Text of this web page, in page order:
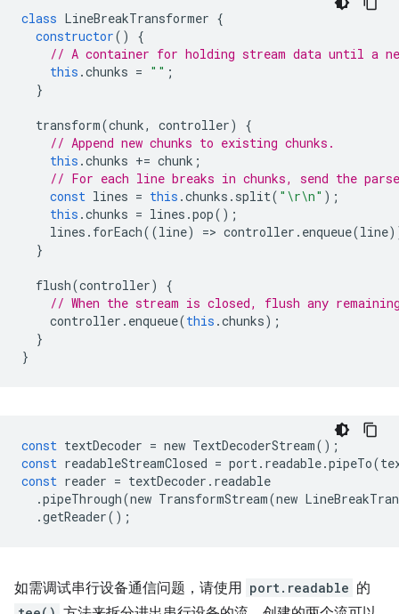
class LineBreakTransformer {
constructor()
{
// A container for holding stream data until a
this .chunks = "" ;
}
transform(chunk, controller)
{
// Append new chunks to existing chunks.
this .chunks += chunk ;
// For each line breaks in chunks, send the
const lines = this .chunks . split( "\r\n" );
this .chunks = lines .pop();
lines . forEach((line) => controller . enqueue(line
}
flush(controller)
{
// When the stream is closed, flush any
controller . enqueue(this .chunks);
}
}
const textDecoder = new TextDecoderStream();
const readableStreamClosed = port. readable.pipeTo(
const reader = textDecoder . readable
.pipeThrough(new TransformStream(new
.getReader();
如需调试串行设备通信问题，请使用 port.readable 的